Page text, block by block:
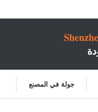
جولة في المصنع